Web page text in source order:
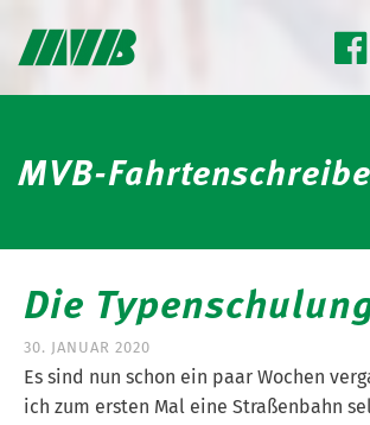
MVB-
Die
30. JANUAR 2020
Es sind nun schon ein paar Wochen
ich zum ersten Mal eine Straßenbahn